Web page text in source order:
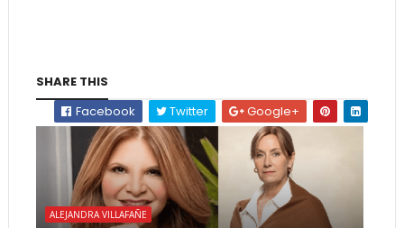
SHARE THIS
Facebook
Twitter Google+
ALEJANDRA VILLAFAÑE